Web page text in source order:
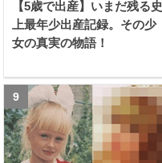
【5歳で出産】いまだ残る史
上最年少出産記録。その少
女の真実の物語！